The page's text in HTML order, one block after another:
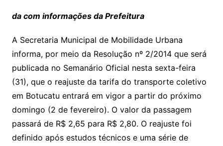
da com informações da Prefeitura
A Secretaria Municipal de Mobilidade Urbana
informa, por meio da Resolução nº 2/2014 que será
publicada no Semanário Oficial nesta sexta-feira
(31), que o reajuste da tarifa do transporte coletivo
em Botucatu entrará em vigor a partir do próximo
domingo (2 de fevereiro). O valor da passagem
passará de R$ 2,65 para R$ 2,80. O reajuste foi
definido após estudos técnicos e uma série de